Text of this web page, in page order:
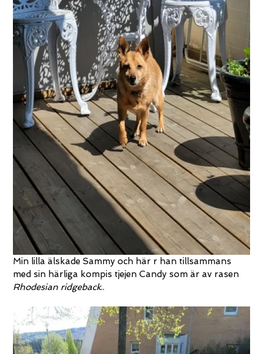
Min lilla älskade Sammy och här r han tillsammans
med sin härliga kompis tjejen Candy som är av rasen
Rhodesian ridgeback..